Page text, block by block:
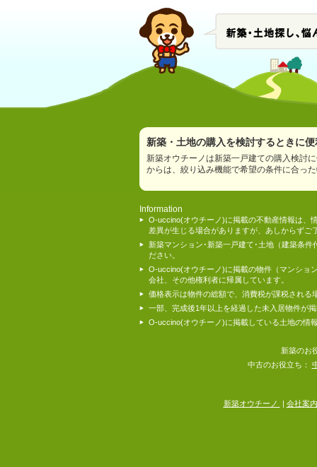
新築・土地の購入を検討するときに
新築オウチーノは新築一戸建ての購入検討
からは、絞り込み機能で希望の条件に合っ
Information
O-uccino(オウチーノ)に掲載の不動産情報は、
差異が生じる場合がありますが、あしからずご
新築マンション･新築一戸建て･土地（建築条
ださい。
O-uccino(オウチーノ)に掲載の物件（マンショ
会社、その他権利者に帰属しています。
価格表示は物件の総額で、消費税が課税される
一部、完成後1年以上を経過した未入居物件が
O-uccino(オウチーノ)に掲載している土地の情
新築のお
中古のお役立ち：
新築オウチーノ 会社案内